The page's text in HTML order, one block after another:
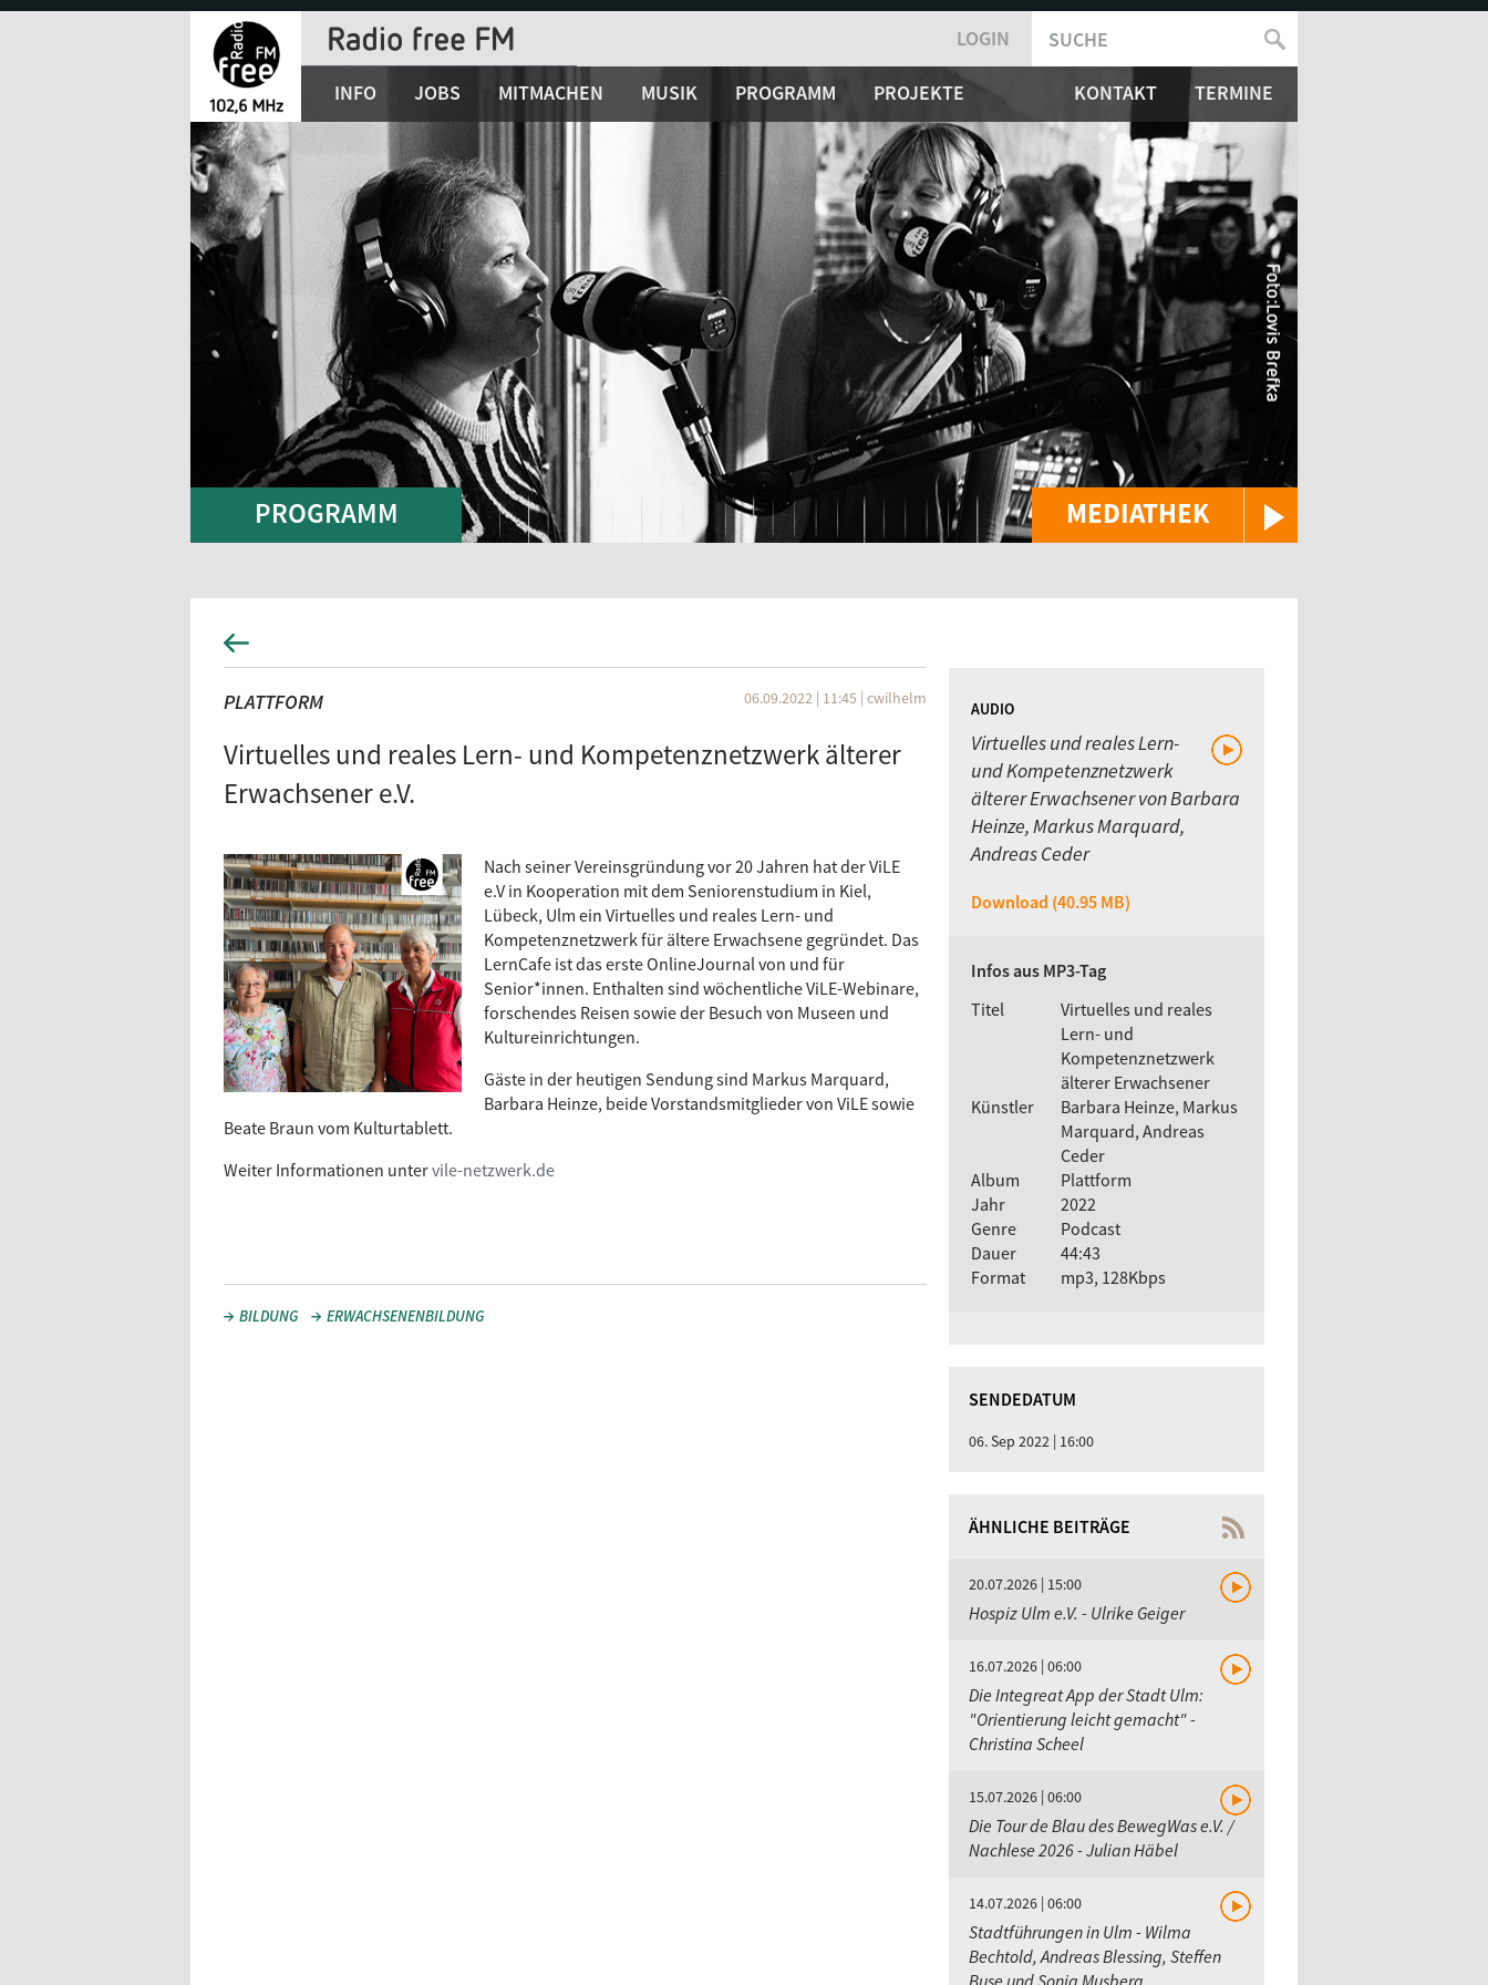
Jump
MEDIATHEK
LOGIN
SUCHFORMULAR
SUCHE
INFO JOBS MITMACHEN MUSIK PROGRAMM PROJEKTE KONTAKT TERMINE
PROGRAMM
PLATTFORM 06.09.2022 | 11:45 | cwilhelm
Virtuelles und reales Lern- und Kompetenznetzwerk älterer
Erwachsener e.V.
Nach seiner Vereinsgründung vor 20 Jahren hat der ViLE
e.V in Kooperation mit dem Seniorenstudium in Kiel,
Lübeck, Ulm ein Virtuelles und reales Lern- und
Kompetenznetzwerk für ältere Erwachsene gegründet. Das
LernCafe ist das erste OnlineJournal von und für
Senior*innen. Enthalten sind wöchentliche ViLE-Webinare,
forschendes Reisen sowie der Besuch von Museen und
Kultureinrichtungen.
Gäste in der heutigen Sendung sind Markus Marquard,
Barbara Heinze, beide Vorstandsmitglieder von ViLE sowie
Beate Braun vom Kulturtablett.
Weiter Informationen untervile-netzwerk.de
BILDUNG ERWACHSENENBILDUNG
AUDIO
Virtuelles und reales Lern-
und Kompetenznetzwerk
älterer Erwachsener von Barbara
Heinze, Markus Marquard,
Andreas Ceder
Download (40.95 MB)
Infos aus MP3-Tag
Titel
Virtuelles und reales
Lern- und
Kompetenznetzwerk
älterer Erwachsener
Künstler
Barbara Heinze, Markus
Marquard, Andreas
Ceder
Album
Plattform
Jahr
2022
Genre
Podcast
Dauer
44:43
Format
mp3, 128Kbps
SENDEDATUM
06. Sep 2022 | 16:00
ÄHNLICHE BEITRÄGE
20.07.2026 | 15:00
Hospiz Ulm e.V. - Ulrike Geiger
16.07.2026 | 06:00
Die Integreat App der Stadt Ulm:
"Orientierung leicht gemacht" -
Christina Scheel
15.07.2026 | 06:00
Die Tour de Blau des BewegWas e.V. /
Nachlese 2026 - Julian Häbel
14.07.2026 | 06:00
Stadtführungen in Ulm - Wilma
Bechtold, Andreas Blessing, Steffen
Buse und Sonja Musberg